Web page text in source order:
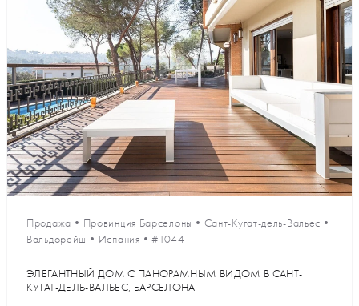
Продажа • Провинция Барселоны • Сант-Кугат-дель-Вальес •
Вальдорейш • Испания •#1044
ЭЛЕГАНТНЫЙ ДОМ С ПАНОРАМНЫМ ВИДОМ В САНТ-
КУГАТ-ДЕЛЬ-ВАЛЬЕС, БАРСЕЛОНА